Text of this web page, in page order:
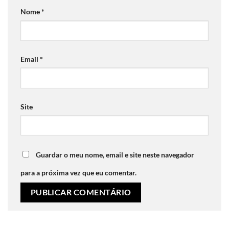
Nome*
Email *
Site
Guardar o meu nome, email e site neste navegador
para a próxima vez que eu comentar.